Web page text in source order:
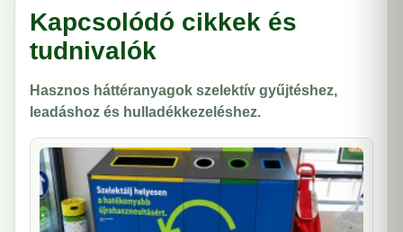
Kapcsolódó cikkek és
tudnivalók
Hasznos háttéranyagok szelektív gyűjtéshez,
leadáshoz és hulladékkezeléshez.